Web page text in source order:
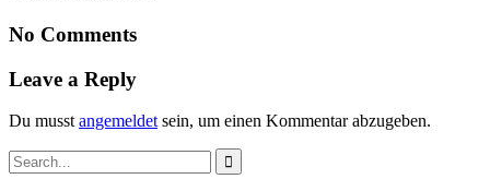
No Comments
Leave a Reply
Du musstangemeldetsein, um einen Kommentar abzugeben.